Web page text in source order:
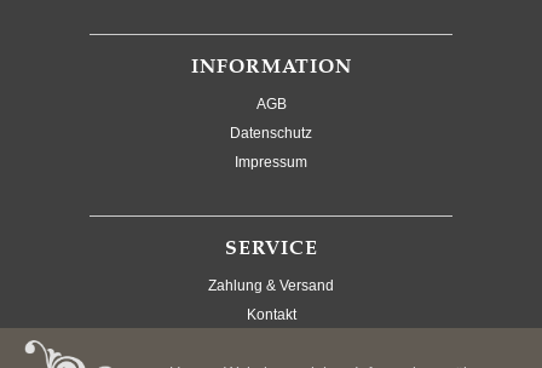
INFORMATION
AGB
Datenschutz
Impressum
SERVICE
Zahlung & Versand
Kontakt